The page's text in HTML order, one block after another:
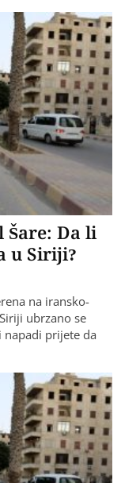
Šare: Da li
u Siriji?
na iransko-
ubrzano se
napadi prijete da